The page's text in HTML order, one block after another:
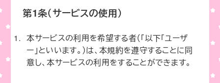
第1条（サービスの使用）
本サービスの利用を希望する者（「以下「ユーザ
ー」といいます。）は、本規約を遵守することに同
意し、本サービスの利用をすることができます。